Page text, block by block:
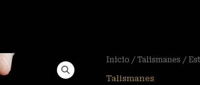
Inicio / Talismanes /
Talismanes
Estrella
de